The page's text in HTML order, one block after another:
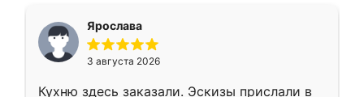
Ярослава
3 августа 2026
Кухню здесь заказали. Эскизы прислали в